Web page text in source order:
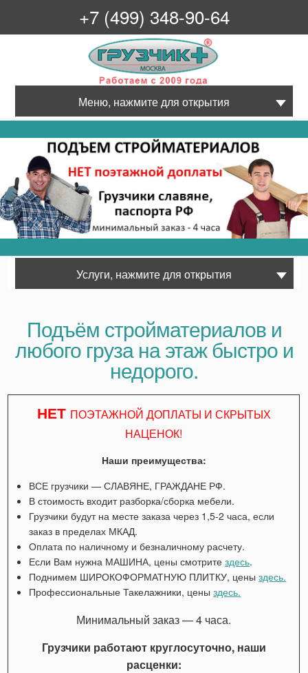
+7 (499) 348-90-64
Грузчик+
Меню, нажмите для открытия
Услуги, нажмите для открытия
Подъём стройматериалов и
любого груза на этаж быстро и
недорого.
НЕТ ПОЭТАЖНОЙ ДОПЛАТЫ И СКРЫТЫХ
НАЦЕНОК!
Наши преимущества:
ВСЕ грузчики — СЛАВЯНЕ, ГРАЖДАНЕ РФ.
В стоимость входит разборка/сборка мебели.
Грузчики будут на месте заказа через 1,5-2 часа, если
заказ в пределах МКАД.
Оплата по наличному и безналичному расчету.
Если Вам нужна МАШИНА, цены смотритездесь.
Поднимем ШИРОКОФОРМАТНУЮ ПЛИТКУ, ценыздесь.
Профессиональные Такелажники, ценыздесь.
Минимальный заказ — 4 часа.
Грузчики работают круглосуточно, наши
расценки: